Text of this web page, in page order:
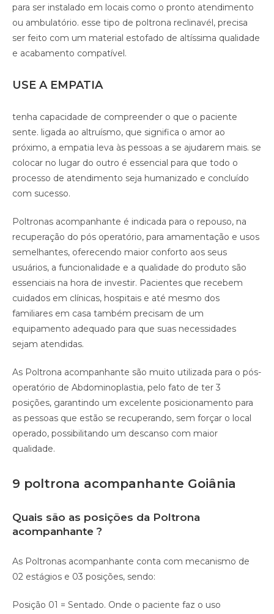
para ser instalado em locais como o pronto atendimento
ou ambulatório. esse tipo de poltrona reclinavél, precisa
ser feito com um material estofado de altíssima qualidade
e acabamento compatível.
USE A EMPATIA
tenha capacidade de compreender o que o paciente
sente. ligada ao altruísmo, que significa o amor ao
próximo, a empatia leva às pessoas a se ajudarem mais. se
colocar no lugar do outro é essencial para que todo o
processo de atendimento seja humanizado e concluído
com sucesso.
Poltronas acompanhante é indicada para o repouso, na
recuperação do pós operatório, para amamentação e usos
semelhantes, oferecendo maior conforto aos seus
usuários, a funcionalidade e a qualidade do produto são
essenciais na hora de investir. Pacientes que recebem
cuidados em clínicas, hospitais e até mesmo dos
familiares em casa também precisam de um
equipamento adequado para que suas necessidades
sejam atendidas. ⠀
As Poltrona acompanhante são muito utilizada para o pós-
operatório de Abdominoplastia, pelo fato de ter 3
posições, garantindo um excelente posicionamento para
as pessoas que estão se recuperando, sem forçar o local
operado, possibilitando um descanso com maior
qualidade.⠀
9 poltrona acompanhante Goiânia
Quais são as posições da Poltrona
acompanhante ?
As Poltronas acompanhante conta com mecanismo de
02 estágios e 03 posições, sendo:
Posição 01 = Sentado. Onde o paciente faz o uso